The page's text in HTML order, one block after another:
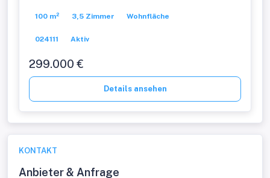
100 m² 3,5 Zimmer Wohnfläche
024111 Aktiv
299.000 €
Details ansehen
KONTAKT
Anbieter & Anfrage